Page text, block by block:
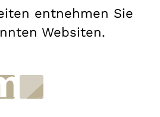
entnehmen Sie
Websiten.
muenchen.de
Museen in Bayern